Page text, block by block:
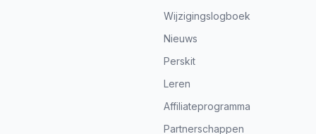
Wijzigingslogboek
Nieuws
Perskit
Leren
Affiliateprogramma
Partnerschappen